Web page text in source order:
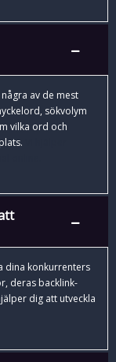
av de mest
sökvolym
vilka ord och
dina konkurrenters
deras backlink-
dig att utveckla